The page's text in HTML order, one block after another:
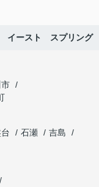
イースト スプリング
石瀬
吉島